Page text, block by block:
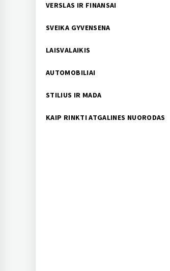
VERSLAS IR FINANSAI
SVEIKA GYVENSENA
LAISVALAIKIS
AUTOMOBILIAI
STILIUS IR MADA
KAIP RINKTI ATGALINES NUORODAS